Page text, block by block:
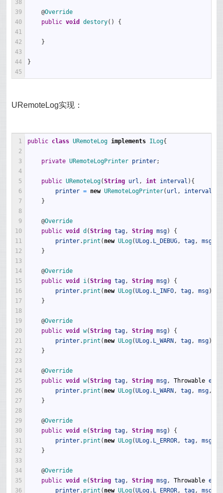
38
39
40
41
42
43
44
45
@Override
public void destory( ) {
}
}
URemoteLog实现：
1
2
3
4
5
6
7
8
9
10
11
12
13
14
15
16
17
18
19
20
21
22
23
24
25
26
27
28
29
30
31
32
33
34
35
36
public class URemoteLog implements ILog{
private URemoteLogPrinter printer;
public URemoteLog(String url , int interval ) {
printer = new URemoteLogPrinter( url , interval
}
@Override
public void d (String tag, String msg)
{
printer. print ( new ULog(ULog. L_DEBUG, tag, msg
}
@Override
public void i(String tag, String msg)
{
printer. print ( new ULog(ULog. L_INFO, tag, msg)
}
@Override
public void w(String tag, String msg)
{
printer. print ( new ULog(ULog. L_WARN , tag, msg)
}
@Override
public void w(String tag, String msg, Throwable e
printer. print ( new ULog(ULog. L_WARN , tag, msg,
}
@Override
public void e(String tag, String msg)
{
printer. print ( new ULog(ULog. L_ERROR, tag, msg
}
@Override
public void e(String tag, String msg, Throwable e
printer. print ( new ULog(ULog. L_ERROR, tag, msg